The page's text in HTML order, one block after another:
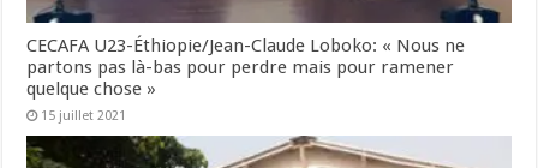
CECAFA U23-Éthiopie/Jean-Claude Loboko: « Nous ne
partons pas là-bas pour perdre mais pour ramener
quelque chose »
15 juillet 2021